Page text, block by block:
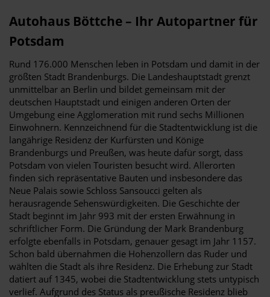
Autohaus Böttche – Ihr Autopartner für
Potsdam
Rund 176.000 Menschen leben in Potsdam und damit in der
größten Stadt Brandenburgs. Die Landeshauptstadt grenzt
unmittelbar an Berlin und bildet gemeinsam mit der
deutschen Hauptstadt und einigen anderen Orten der
Umgebung eine Agglomeration mit rund sechs Millionen
Einwohnern. Kennzeichnend für die Stadtentwicklung ist die
langährige Residenz der Kurfürsten und Könige
Brandenburgs und Preußen, was heute dafür sorgt, dass
Potsdam von vielen Touristen besucht wird. Allerorten
finden sich repräsentative Bauten und insbesondere das
Neue Palais sowie Schloss Sansoucci gelten als
herausragende Sehenswürdigkeiten. Die Geschichte der
Stadt beginnt im Jahr 993 mit der ersten Erwähnung in
schriftlicher Form. Die Gründung der Mark Brandenburg
erfolgte ebenfalls in Potsdam, genauer gesagt im Jahr 1157.
Schon bald übernahmen die Hohenzollern das Ruder und
wählten die Stadt als ihre Residenz. Die Erhebung zur Stadt
datiert auf 1345, wobei die Stadtentwicklung stets untypisch
verlief. Aufgrund des Status als preußische Residenz blieb